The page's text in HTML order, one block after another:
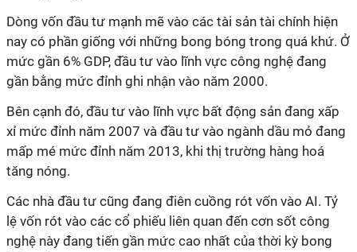
Dòng vốn đầu tư mạnh mẽ vào các tài sản tài chính hiện
nay có phần giống với những bong bóng trong quá khứ. Ở
mức gần 6% GDP, đầu tư vào lĩnh vực công nghệ đang
gần bằng mức đỉnh ghi nhận vào năm 2000.
Bên cạnh đó, đầu tư vào lĩnh vực bất động sản đang xấp
xỉ mức đỉnh năm 2007 và đầu tư vào ngành dầu mỏ đang
mấp mé mức đỉnh năm 2013, khi thị trường hàng hoá
tăng nóng.
Các nhà đầu tư cũng đang điên cuồng rót vốn vào AI. Tỷ
lệ vốn rót vào các cổ phiếu liên quan đến cơn sốt công
nghệ này đang tiến gần mức cao nhất của thời kỳ bong